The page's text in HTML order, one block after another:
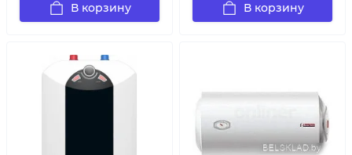
В корзину В корзину